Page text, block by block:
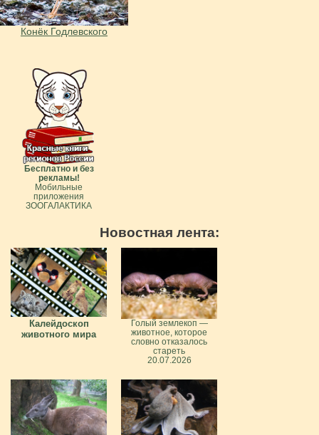
Конёк Годлевского
Бесплатно и без
рекламы!
Мобильные
приложения
ЗООГАЛАКТИКА
Новостная лента:
Калейдоскоп
животного мира
Голый землекоп —
животное, которое
словно отказалось
стареть
20.07.2026